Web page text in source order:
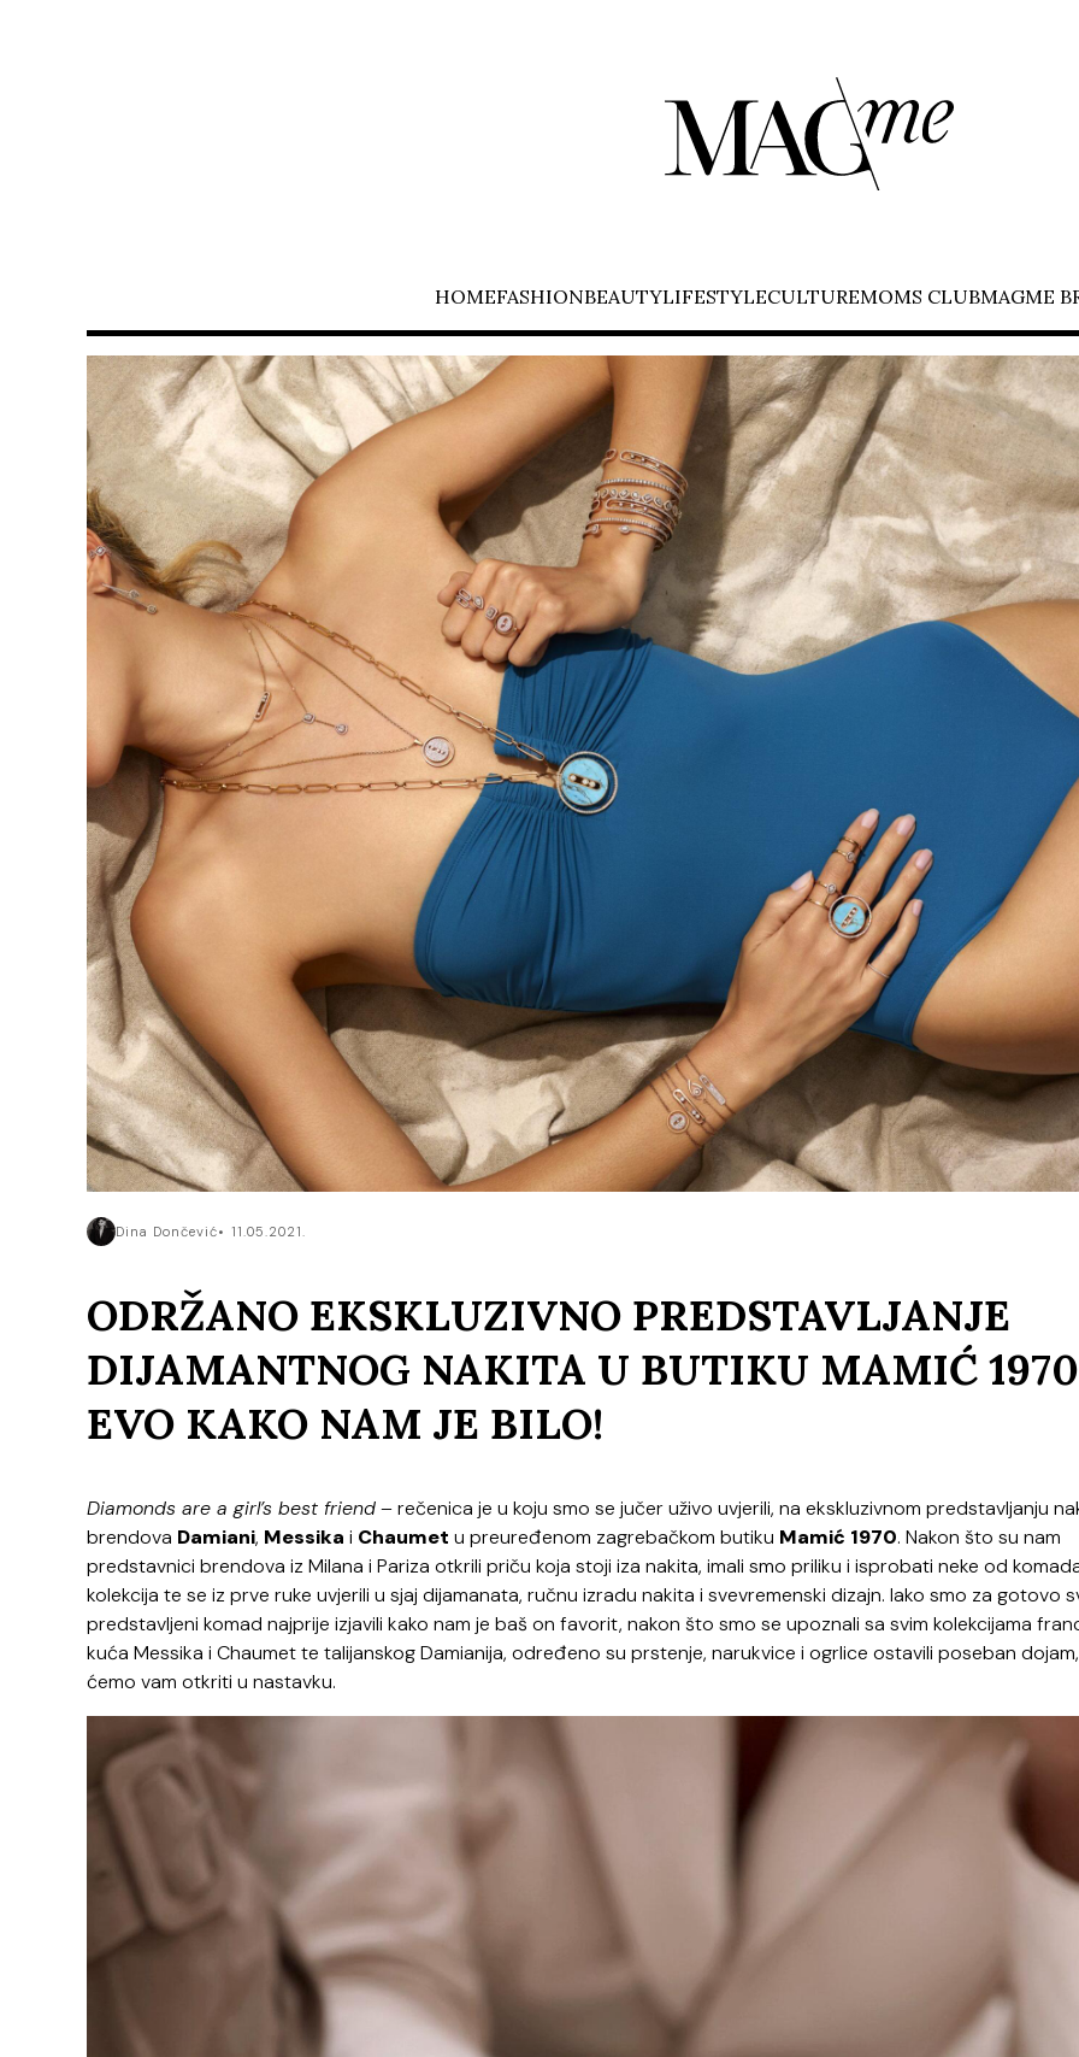
HOMEFASHIONBEAUTYLIFESTYLECULTUREMOMS CLUBMAGME
Dina Dončević 11.05.2021.
ODRŽANO EKSKLUZIVNO PREDSTAVLJANJE
DIJAMANTNOG NAKITA U BUTIKU MAMIĆ
EVO KAKO NAM JE BILO!
Diamonds are a girl’s best friend– rečenica je u koju smo se jučer uživo uvjerili, na ekskluzivnom predstavljanju
brendova Damiani, Messika i Chaumet u preuređenom zagrebačkom butiku Mamić 1970. Nakon što su nam
predstavnici brendova iz Milana i Pariza otkrili priču koja stoji iza nakita, imali smo priliku i isprobati neke od
kolekcija te se iz prve ruke uvjerili u sjaj dijamanata, ručnu izradu nakita i svevremenski dizajn. Iako smo za gotovo
predstavljeni komad najprije izjavili kako nam je baš on favorit, nakon što smo se upoznali sa svim kolekcijama
kuća Messika i Chaumet te talijanskog Damianija, određeno su prstenje, narukvice i ogrlice ostavili poseban
ćemo vam otkriti u nastavku.